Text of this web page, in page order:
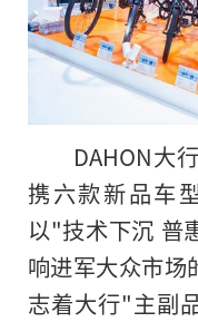
DAHON大
携六款新品车
以"技术下沉 普
响进军大众市场
志着大行"主副